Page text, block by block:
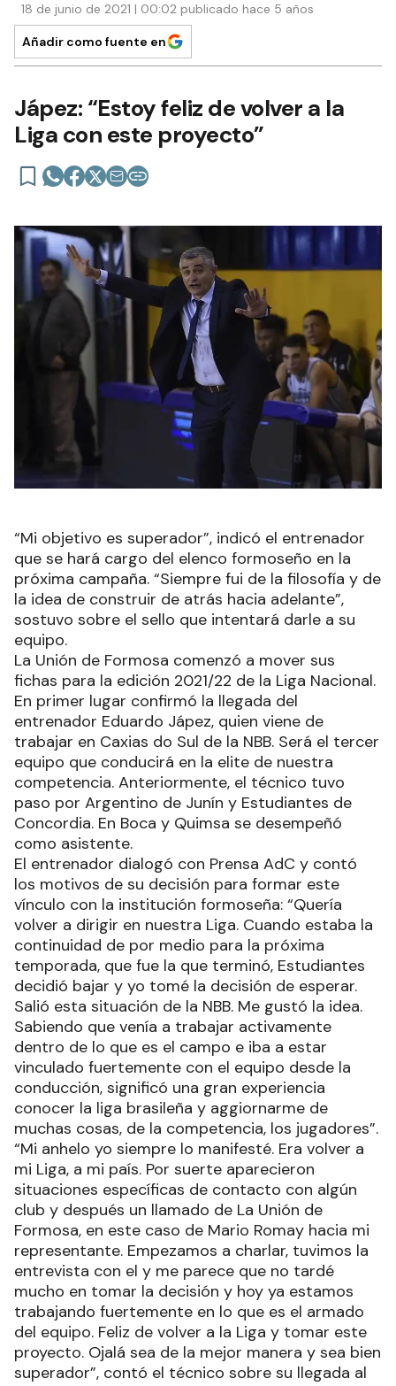
18 de junio de 2021 | 00:02 publicado hace 5 años
Añadir como fuente en
Jápez: “Estoy feliz de volver a la
Liga con este proyecto”
“Mi objetivo es superador”, indicó el entrenador
que se hará cargo del elenco formoseño en la
próxima campaña. “Siempre fui de la filosofía y de
la idea de construir de atrás hacia adelante”,
sostuvo sobre el sello que intentará darle a su
equipo.
La Unión de Formosa comenzó a mover sus
fichas para la edición 2021/22 de la Liga Nacional.
En primer lugar confirmó la llegada del
entrenador Eduardo Jápez, quien viene de
trabajar en Caxias do Sul de la NBB. Será el tercer
equipo que conducirá en la elite de nuestra
competencia. Anteriormente, el técnico tuvo
paso por Argentino de Junín y Estudiantes de
Concordia. En Boca y Quimsa se desempeñó
como asistente.
El entrenador dialogó con Prensa AdC y contó
los motivos de su decisión para formar este
vínculo con la institución formoseña: “Quería
volver a dirigir en nuestra Liga. Cuando estaba la
continuidad de por medio para la próxima
temporada, que fue la que terminó, Estudiantes
decidió bajar y yo tomé la decisión de esperar.
Salió esta situación de la NBB. Me gustó la idea.
Sabiendo que venía a trabajar activamente
dentro de lo que es el campo e iba a estar
vinculado fuertemente con el equipo desde la
conducción, significó una gran experiencia
conocer la liga brasileña y aggiornarme de
muchas cosas, de la competencia, los jugadores”.
“Mi anhelo yo siempre lo manifesté. Era volver a
mi Liga, a mi país. Por suerte aparecieron
situaciones específicas de contacto con algún
club y después un llamado de La Unión de
Formosa, en este caso de Mario Romay hacia mi
representante. Empezamos a charlar, tuvimos la
entrevista con el y me parece que no tardé
mucho en tomar la decisión y hoy ya estamos
trabajando fuertemente en lo que es el armado
del equipo. Feliz de volver a la Liga y tomar este
proyecto. Ojalá sea de la mejor manera y sea bien
superador”, contó el técnico sobre su llegada al